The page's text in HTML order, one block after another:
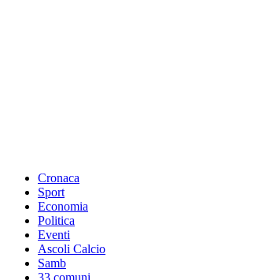
Cronaca
Sport
Economia
Politica
Eventi
Ascoli Calcio
Samb
33 comuni